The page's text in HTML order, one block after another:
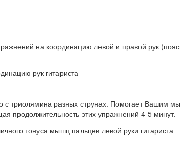
на координацию левой и правой рук
с триолямина разных струнах. Помогает Вашим
продолжительность этих упражнений 4-5 минут.